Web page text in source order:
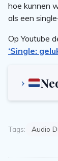
hoe kunnen
als een
Op Youtube
‘Single:
Tags: Audio